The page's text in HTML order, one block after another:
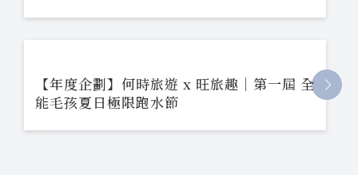
【年度企劃】何時旅遊 x 旺旅趣｜第一屆 全
能毛孩夏日極限跑水節